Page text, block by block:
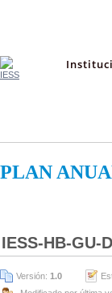
PLAN
IESS-HB-GU-
Versión: 1.0